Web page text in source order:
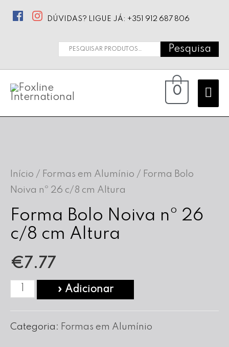
DÚVIDAS? LIGUE JÁ: +351 912 687 806
Pesquisar
Pesquisa
0
Início / Formas em Alumínio / Forma Bolo
Noiva nº 26 c/8 cm Altura
Forma Bolo Noiva nº 26
c/8 cm Altura
€7.77
Quantidade
Forma
» Adicionar
Categoria: Formas em Alumínio